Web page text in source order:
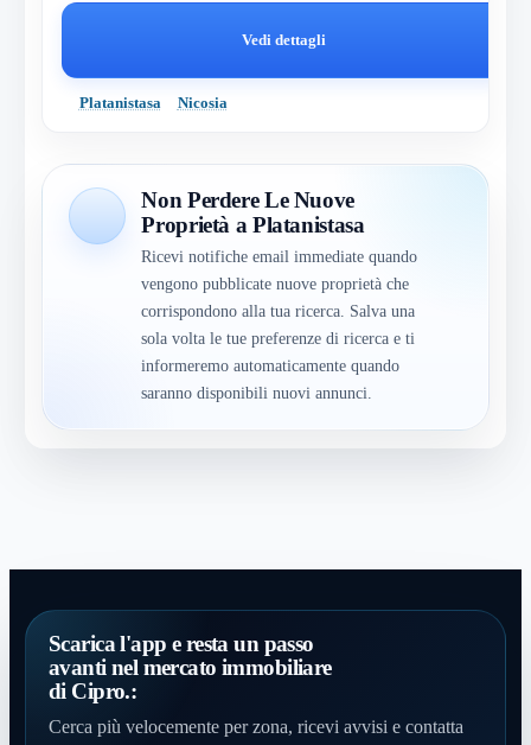
Vedi dettagli
Platanistasa Nicosia
Non Perdere Le Nuove
Proprietà a Platanistasa
Ricevi notifiche email immediate quando
vengono pubblicate nuove proprietà che
corrispondono alla tua ricerca. Salva una
sola volta le tue preferenze di ricerca e ti
informeremo automaticamente quando
saranno disponibili nuovi annunci.
Scarica l'app e resta un passo
avanti nel mercato immobiliare
di Cipro.:
Cerca più velocemente per zona, ricevi avvisi e contatta